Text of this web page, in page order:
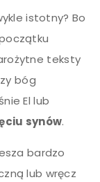
istotny? Bo
teksty
bóg
El lub
synów.
bardzo
lub wręcz